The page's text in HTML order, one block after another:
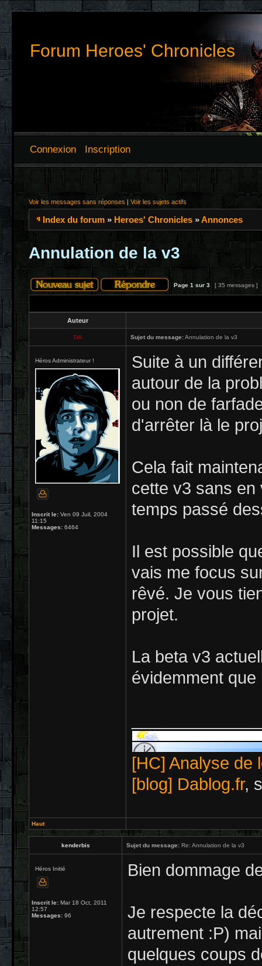
Forum Heroes' Chronicles
Connexion Inscription
Voir les messages sans réponses | Voir les sujets actifs
Index du forum » Heroes' Chronicles »Annonces
Annulation de la v3
Page 1 sur 3 [ 35 messages ]
Auteur
DA Sujet du message:Annulation de la v3
Héros Administrateur !
Inscrit le: Ven 09 Juil, 2004
11:15
Messages: 6464
Suite à un
autour de la
ou non de
d'arrêter là le
Cela fait
cette v3 sans en
temps passé
Il est possible
vais me focus
rêvé. Je vous
projet.
La beta v3
évidemment que
[HC] Analyse de
[blog] Dablog.fr,
Haut
kenderbis Sujet du message: Re: Annulation de la v3
Héros Initié
Inscrit le: Mar 18 Oct, 2011
12:57
Messages: 96
Bien dommage
Je respecte la
autrement :P)
quelques coups